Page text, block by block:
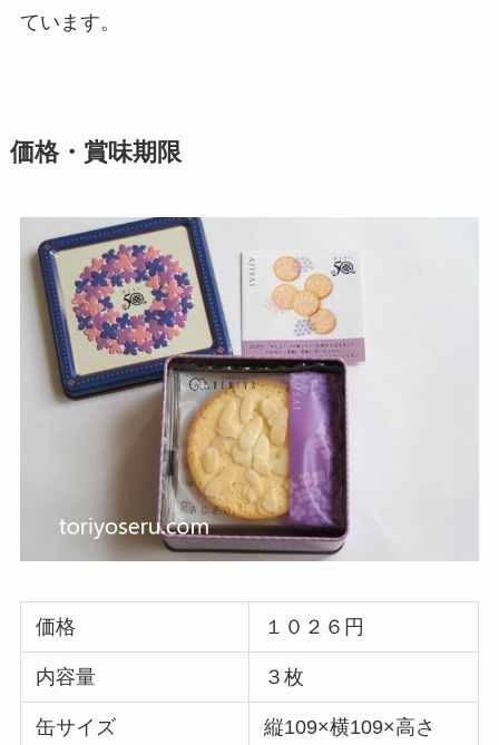
ています。
価格・賞味期限
価格 １０２６円
内容量 ３枚
缶サイズ
縦109×横109×高さ